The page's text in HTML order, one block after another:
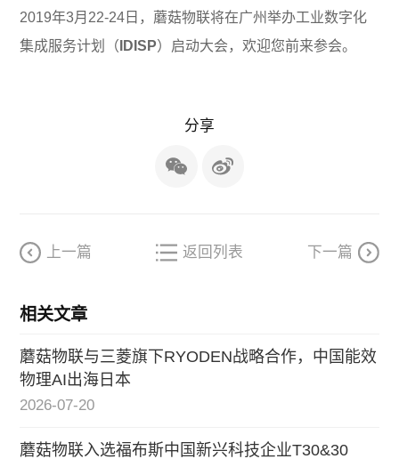
2019年3月22-24日，蘑菇物联将在广州举办工业数字化
集成服务计划（ IDISP）启动大会，欢迎您前来参会。
分享
上一篇 返回列表 下一篇
相关文章
蘑菇物联与三菱旗下RYODEN战略合作，中国能效
物理AI出海日本
2026-07-20
蘑菇物联入选福布斯中国新兴科技企业T30&30